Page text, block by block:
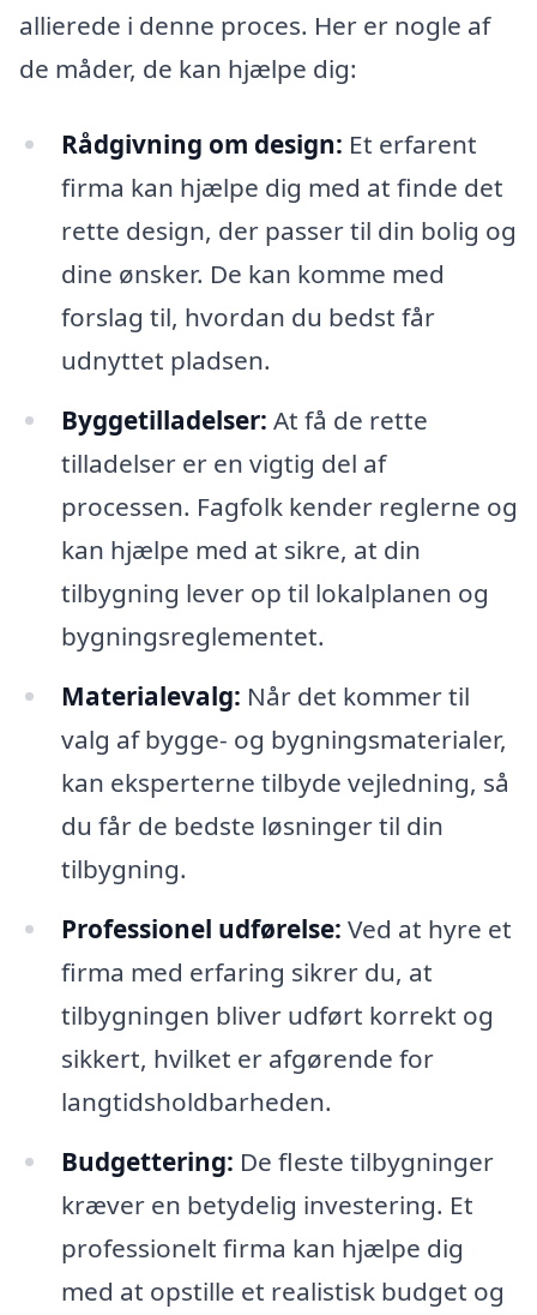
allierede i denne proces. Her er nogle af
de måder, de kan hjælpe dig:
Rådgivning om design: Et erfarent
firma kan hjælpe dig med at finde det
rette design, der passer til din bolig og
dine ønsker. De kan komme med
forslag til, hvordan du bedst får
udnyttet pladsen.
Byggetilladelser: At få de rette
tilladelser er en vigtig del af
processen. Fagfolk kender reglerne og
kan hjælpe med at sikre, at din
tilbygning lever op til lokalplanen og
bygningsreglementet.
Materialevalg: Når det kommer til
valg af bygge- og bygningsmaterialer,
kan eksperterne tilbyde vejledning, så
du får de bedste løsninger til din
tilbygning.
Professionel udførelse: Ved at hyre et
firma med erfaring sikrer du, at
tilbygningen bliver udført korrekt og
sikkert, hvilket er afgørende for
langtidsholdbarheden.
Budgettering: De fleste tilbygninger
kræver en betydelig investering. Et
professionelt firma kan hjælpe dig
med at opstille et realistisk budget og